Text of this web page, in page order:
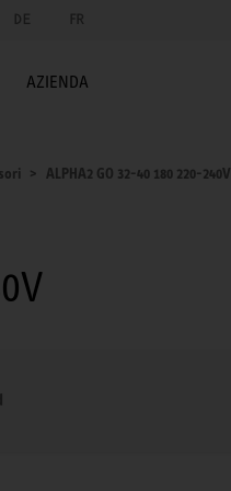
DE FR
AZIENDA
ALPHA2 GO 32-40 180 220-240V